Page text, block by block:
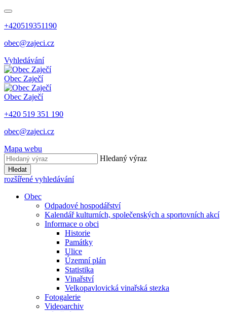
+420519351190
obec@zajeci.cz
Vyhledávání
Obec Zaječí
Obec Zaječí
+420 519 351 190
obec@zajeci.cz
Mapa webu
Hledaný výraz
Hledat
rozšířené vyhledávání
Obec
Odpadové hospodářství
Kalendář kulturních, společenských a sportovních akcí
Informace o obci
Historie
Památky
Ulice
Územní plán
Statistika
Vinařství
Velkopavlovická vinařská stezka
Fotogalerie
Videoarchiv